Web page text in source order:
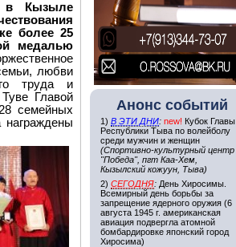
в Кызыле
более 25
медалью
любви
труда и
Главой
семейных
Анонс событий
1) В ЭТИ ДНИ: new! Кубок Главы
Республики Тыва по волейболу
среди мужчин и женщин
(Спортивно-культурный центр
"Победа", пгт Каа-Хем,
Кызылский кожуун, Тыва)
2) СЕГОДНЯ: День Хиросимы.
Всемирный день борьбы за
запрещение ядерного оружия (6
августа 1945 г. американская
авиация подвергла атомной
бомбардировке японский город
Хиросима)